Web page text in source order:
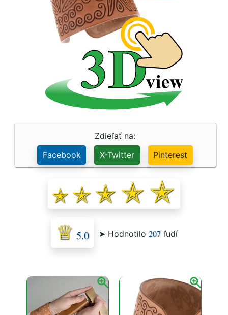
Zdieľať na:
Facebook
X-Twitter Pinterest
5.0 ➤ Hodnotilo 207ľudí